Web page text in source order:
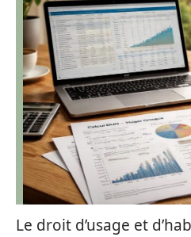
Le droit d’usage et